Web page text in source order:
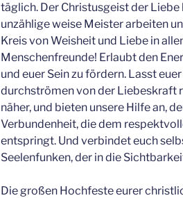
täglich. Der Christusgeist der
unzählige weise Meister arbeiten
Kreis von Weisheit und Liebe in
Menschenfreunde! Erlaubt den
und euer Sein zu fördern. Lasst
durchströmen von der Liebeskraft
näher, und bieten unsere Hilfe an,
Verbundenheit, die dem
entspringt. Und verbindet euch
Seelenfunken, der in die
Die großen Hochfeste eurer